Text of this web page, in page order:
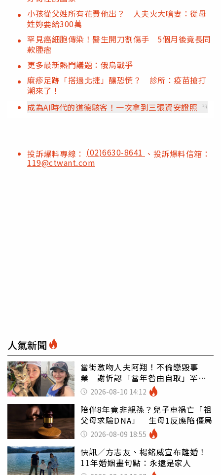
小孩從父姓所有花費他出？ 人夫火大嗆妻：從母
姓妳要給300萬
罕見癌細胞傳染！醫生開刀割傷手 5個月後竟長同
款腫瘤
更多最新熱門議題：俄烏戰爭
麻疹足跡「搭過北捷」釀恐慌？ 診所：疫苗搶打
潮來了！
成為AI時代的道德駭客！一次拿到三張資安證照
PR
投訴爆料專線： (02)6630-8641 、投訴爆料信箱：
119@ctwant.com
人氣新聞
當街激吻人夫阿翔！不倫戀毀事
業 謝忻認「當年咎由自取」罕吐
心聲2026-08-10 14:12
陪伴8年竟非親孫？兒子車禍亡「祖
父母求驗DNA」 生母1反應陷僵局
2026-08-09 18:55
快訊／方志友、楊銘威宣布離婚！
11年婚姻畫句點：永遠是家人